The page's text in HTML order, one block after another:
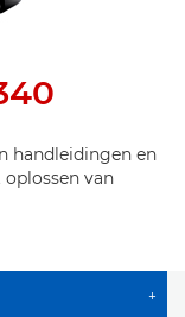
handleidingen en
van
+